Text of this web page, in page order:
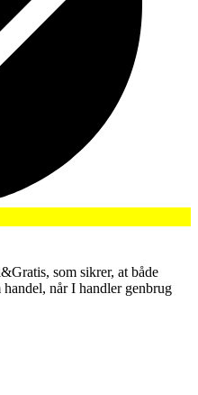
som sikrer, at både
når I handler genbrug